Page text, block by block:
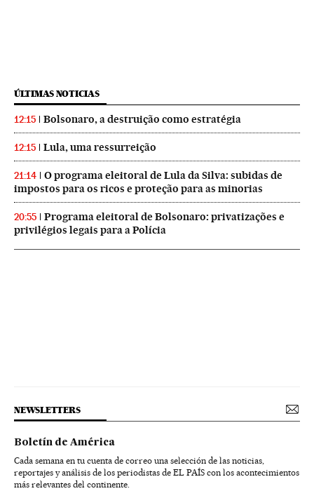
ÚLTIMAS NOTICIAS
12:15 Bolsonaro, a destruição como estratégia
12:15 Lula, uma ressurreição
21:14
O programa eleitoral de Lula da Silva: subidas de
impostos para os ricos e proteção para as minorias
20:55
Programa eleitoral de Bolsonaro: privatizações e
privilégios legais para a Polícia
NEWSLETTERS
Boletín de América
Cada semana en tu cuenta de correo una selección de las noticias,
reportajes y análisis de los periodistas de EL PAÍS con los acontecimientos
más relevantes del continente.